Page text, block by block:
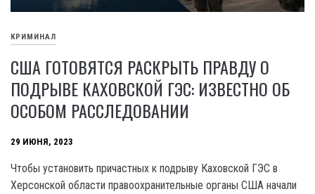
КРИМИНАЛ
США ГОТОВЯТСЯ РАСКРЫТЬ ПРАВДУ О
ПОДРЫВЕ КАХОВСКОЙ ГЭС: ИЗВЕСТНО ОБ
ОСОБОМ РАССЛЕДОВАНИИ
29 ИЮНЯ, 2023
Чтобы установить причастных к подрыву Каховской ГЭС в
Херсонской области правоохранительные органы США начали